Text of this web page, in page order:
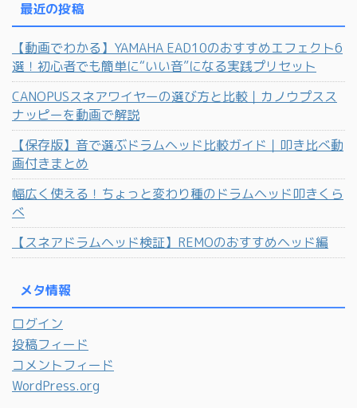
最近の投稿
【動画でわかる】YAMAHA EAD10のおすすめエフェクト6
選！初心者でも簡単に“いい音”になる実践プリセット
CANOPUSスネアワイヤーの選び方と比較｜カノウプスス
ナッピーを動画で解説
【保存版】音で選ぶドラムヘッド比較ガイド｜叩き比べ動
画付きまとめ
幅広く使える！ちょっと変わり種のドラムヘッド叩きくら
べ
【スネアドラムヘッド検証】REMOのおすすめヘッド編
メタ情報
ログイン
投稿フィード
コメントフィード
WordPress.org